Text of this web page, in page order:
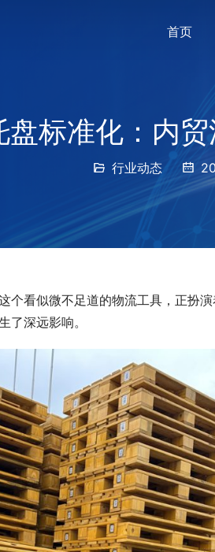
首页
盘标准化：内
行业动态
个看似微不足道的物流工具，正扮
了深远影响。